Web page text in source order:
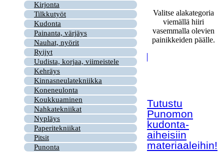
Kirjonta
Tilkkutyöt
Kudonta
Painanta, värjäys
Nauhat, nyörit
Ryijyt
Uudista, korjaa, viimeistele
Kehräys
Kinnasneulatekniikka
Koneneulonta
Koukkuaminen
Nahkatekniikat
Nypläys
Paperitekniikat
Pitsit
Punonta
Valitse alakategoria
viemällä hiiri
vasemmalla olevien
painikkeiden päälle.
Tutustu
Punomon
kudonta-
aiheisiin
materiaaleihin!